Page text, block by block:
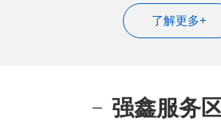
了解更多+
强鑫服务